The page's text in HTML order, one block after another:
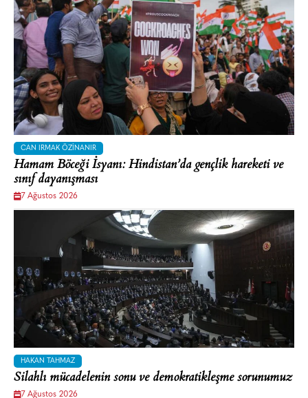
CAN IRMAK ÖZINANIR
Hamam Böceği İsyanı: Hindistan’da gençlik hareketi ve
sınıf dayanışması
7 Ağustos 2026
HAKAN TAHMAZ
Silahlı mücadelenin sonu ve demokratikleşme sorunumuz
7 Ağustos 2026